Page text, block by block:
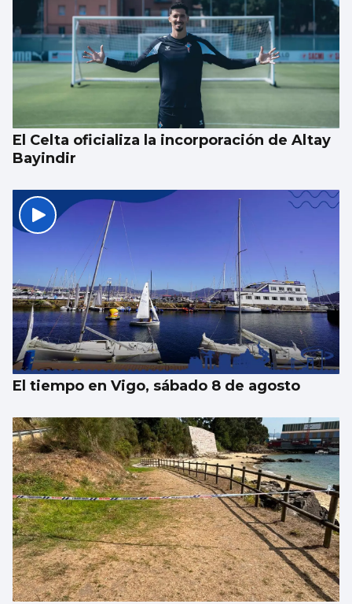
EEUU ve posible llegar a un acuerdo
inminente con Irán
El Celta oficializa la incorporación de Altay
Bayindir
El tiempo en Vigo, sábado 8 de agosto